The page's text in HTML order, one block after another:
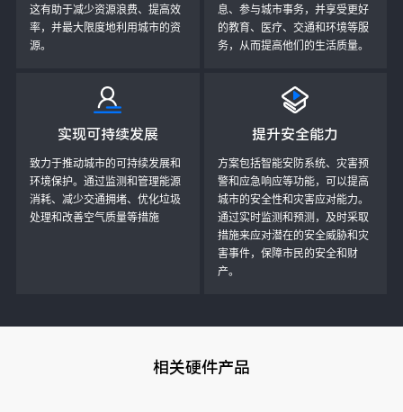
这有助于减少资源浪费、提高效
率，并最大限度地利用城市的资
源。
息、参与城市事务，并享受更好
的教育、医疗、交通和环境等服
务，从而提高他们的生活质量。
实现可持续发展
致力于推动城市的可持续发展和
环境保护。通过监测和管理能源
消耗、减少交通拥堵、优化垃圾
处理和改善空气质量等措施
提升安全能力
方案包括智能安防系统、灾害预
警和应急响应等功能，可以提高
城市的安全性和灾害应对能力。
通过实时监测和预测，及时采取
措施来应对潜在的安全威胁和灾
害事件，保障市民的安全和财
产。
相关硬件产品